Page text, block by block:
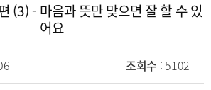
(3) - 마음과 뜻만 맞으면 잘 할 수 있
어요
조회수 : 5102